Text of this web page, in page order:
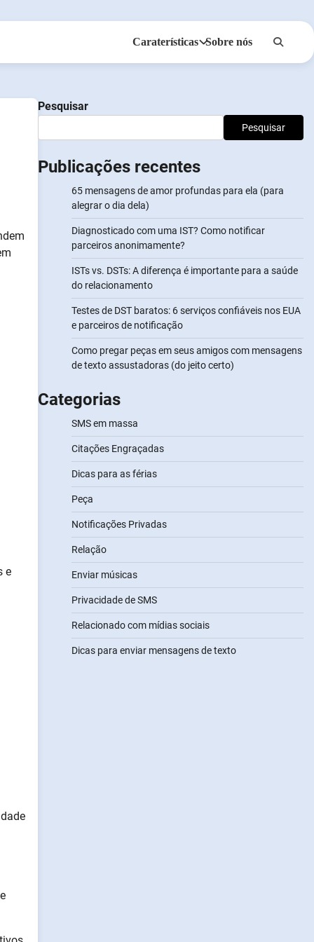
Caraterísticas Sobre nós
e
Pesquisar
Pesquisar
Publicações recentes
65 mensagens de amor profundas para ela (para
alegrar o dia dela)
Diagnosticado com uma IST? Como notificar
parceiros anonimamente?
ISTs vs. DSTs: A diferença é importante para a saúde
do relacionamento
Testes de DST baratos: 6 serviços confiáveis nos EUA
e parceiros de notificação
Como pregar peças em seus amigos com mensagens
de texto assustadoras (do jeito certo)
Categorias
SMS em massa
Citações Engraçadas
Dicas para as férias
Peça
Notificações Privadas
Relação
Enviar músicas
Privacidade de SMS
Relacionado com mídias sociais
Dicas para enviar mensagens de texto